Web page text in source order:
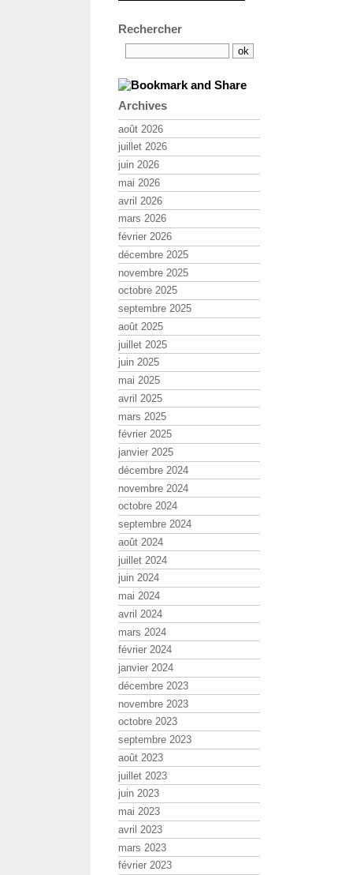
Rechercher
Archives
août 2026
juillet 2026
juin 2026
mai 2026
avril 2026
mars 2026
février 2026
décembre 2025
novembre 2025
octobre 2025
septembre 2025
août 2025
juillet 2025
juin 2025
mai 2025
avril 2025
mars 2025
février 2025
janvier 2025
décembre 2024
novembre 2024
octobre 2024
septembre 2024
août 2024
juillet 2024
juin 2024
mai 2024
avril 2024
mars 2024
février 2024
janvier 2024
décembre 2023
novembre 2023
octobre 2023
septembre 2023
août 2023
juillet 2023
juin 2023
mai 2023
avril 2023
mars 2023
février 2023